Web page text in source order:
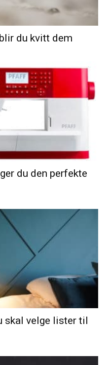
du kvitt dem
du den perfekte
skal velge lister til